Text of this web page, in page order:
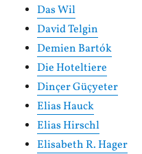
Das Wil
David Telgin
Demien Bartók
Die Hoteltiere
Dinçer Güçyeter
Elias Hauck
Elias Hirschl
Elisabeth R. Hager